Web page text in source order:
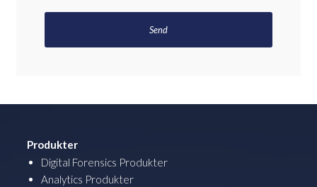
Produkter
Digital Forensics Produkter
Analytics Produkter